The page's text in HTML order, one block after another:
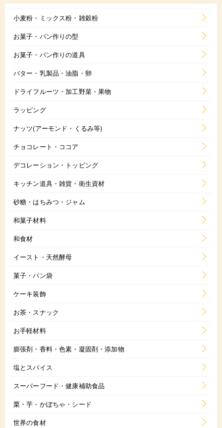
小麦粉・ミックス粉・雑穀粉
お菓子・パン作りの型
お菓子・パン作りの道具
バター・乳製品・油脂・卵
ドライフルーツ・加工野菜・果物
ラッピング
ナッツ(アーモンド・くるみ等)
チョコレート・ココア
デコレーション・トッピング
キッチン道具・雑貨・衛生資材
砂糖・はちみつ・ジャム
和菓子材料
和食材
イースト・天然酵母
菓子・パン袋
ケーキ装飾
お茶・スナック
お手軽材料
膨張剤・香料・色素・凝固剤・添加物
塩とスパイス
スーパーフード・健康補助食品
栗・芋・かぼちゃ・シード
世界の食材